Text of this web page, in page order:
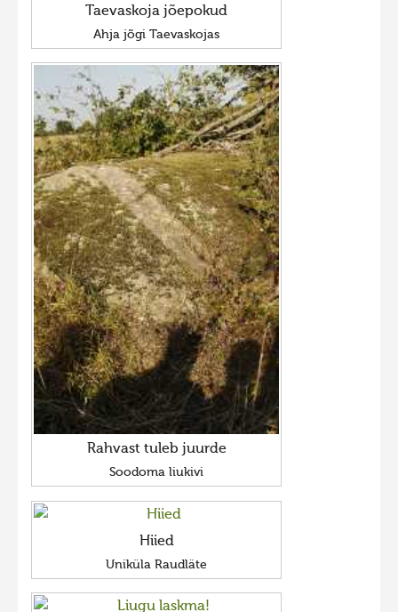
Taevaskoja jõepokud
Ahja jõgi Taevaskojas
Rahvast tuleb juurde
Soodoma liukivi
Hiied
Uniküla Raudläte